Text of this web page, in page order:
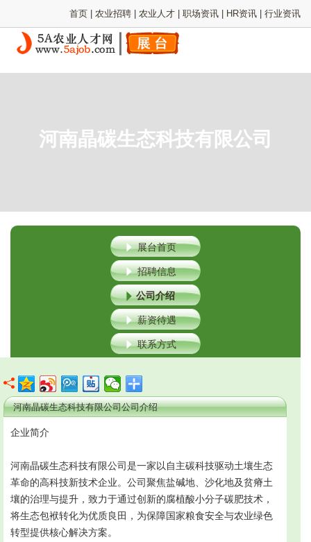
首页 农业招聘 农业人才 职场资讯 HR资讯 行业资讯
河南晶碳生态科技有限公司
展台首页
招聘信息
公司介绍
薪资待遇
联系方式
河南晶碳生态科技有限公司公司介绍
企业简介
河南晶碳生态科技有限公司是一家以自主碳科技驱动土壤生态
革命的高科技新技术企业。公司聚焦盐碱地、沙化地及贫瘠土
壤的治理与提升，致力于通过创新的腐植酸小分子碳肥技术，
将生态包袱转化为优质良田，为保障国家粮食安全与农业绿色
转型提供核心解决方案。